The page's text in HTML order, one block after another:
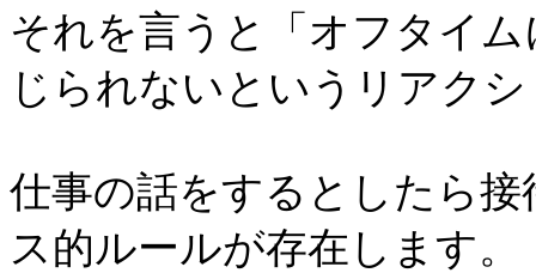
それを言うと「オフタイ
じられないというリアク
仕事の話をするとしたら
ス的ルールが存在します。